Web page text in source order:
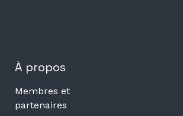
À propos
Membres et
partenaires